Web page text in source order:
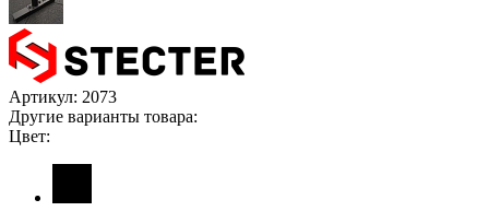
Артикул: 2073
Другие варианты товара:
Цвет: